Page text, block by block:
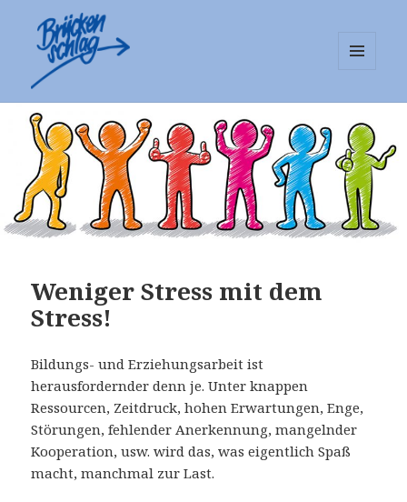
Mediationsstelle Brückenschlag
e.V.
WIDGETS
Weniger Stress mit dem
Stress!
Bildungs- und Erziehungsarbeit ist
herausfordernder denn je. Unter knappen
Ressourcen, Zeitdruck, hohen Erwartungen, Enge,
Störungen, fehlender Anerkennung, mangelnder
Kooperation, usw. wird das, was eigentlich Spaß
macht, manchmal zur Last.